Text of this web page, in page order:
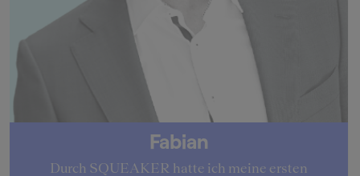
Fabian
Durch SQUEAKER hatte ich meine ersten